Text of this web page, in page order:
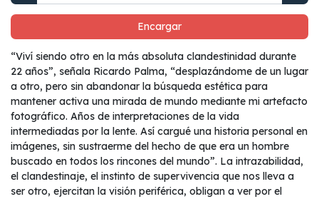
Encargar
“Viví siendo otro en la más absoluta clandestinidad durante
22 años”, señala Ricardo Palma, “desplazándome de un lugar
a otro, pero sin abandonar la búsqueda estética para
mantener activa una mirada de mundo mediante mi artefacto
fotográfico. Años de interpretaciones de la vida
intermediadas por la lente. Así cargué una historia personal en
imágenes, sin sustraerme del hecho de que era un hombre
buscado en todos los rincones del mundo”. La intrazabilidad,
el clandestinaje, el instinto de supervivencia que nos lleva a
ser otro, ejercitan la visión periférica, obligan a ver por el